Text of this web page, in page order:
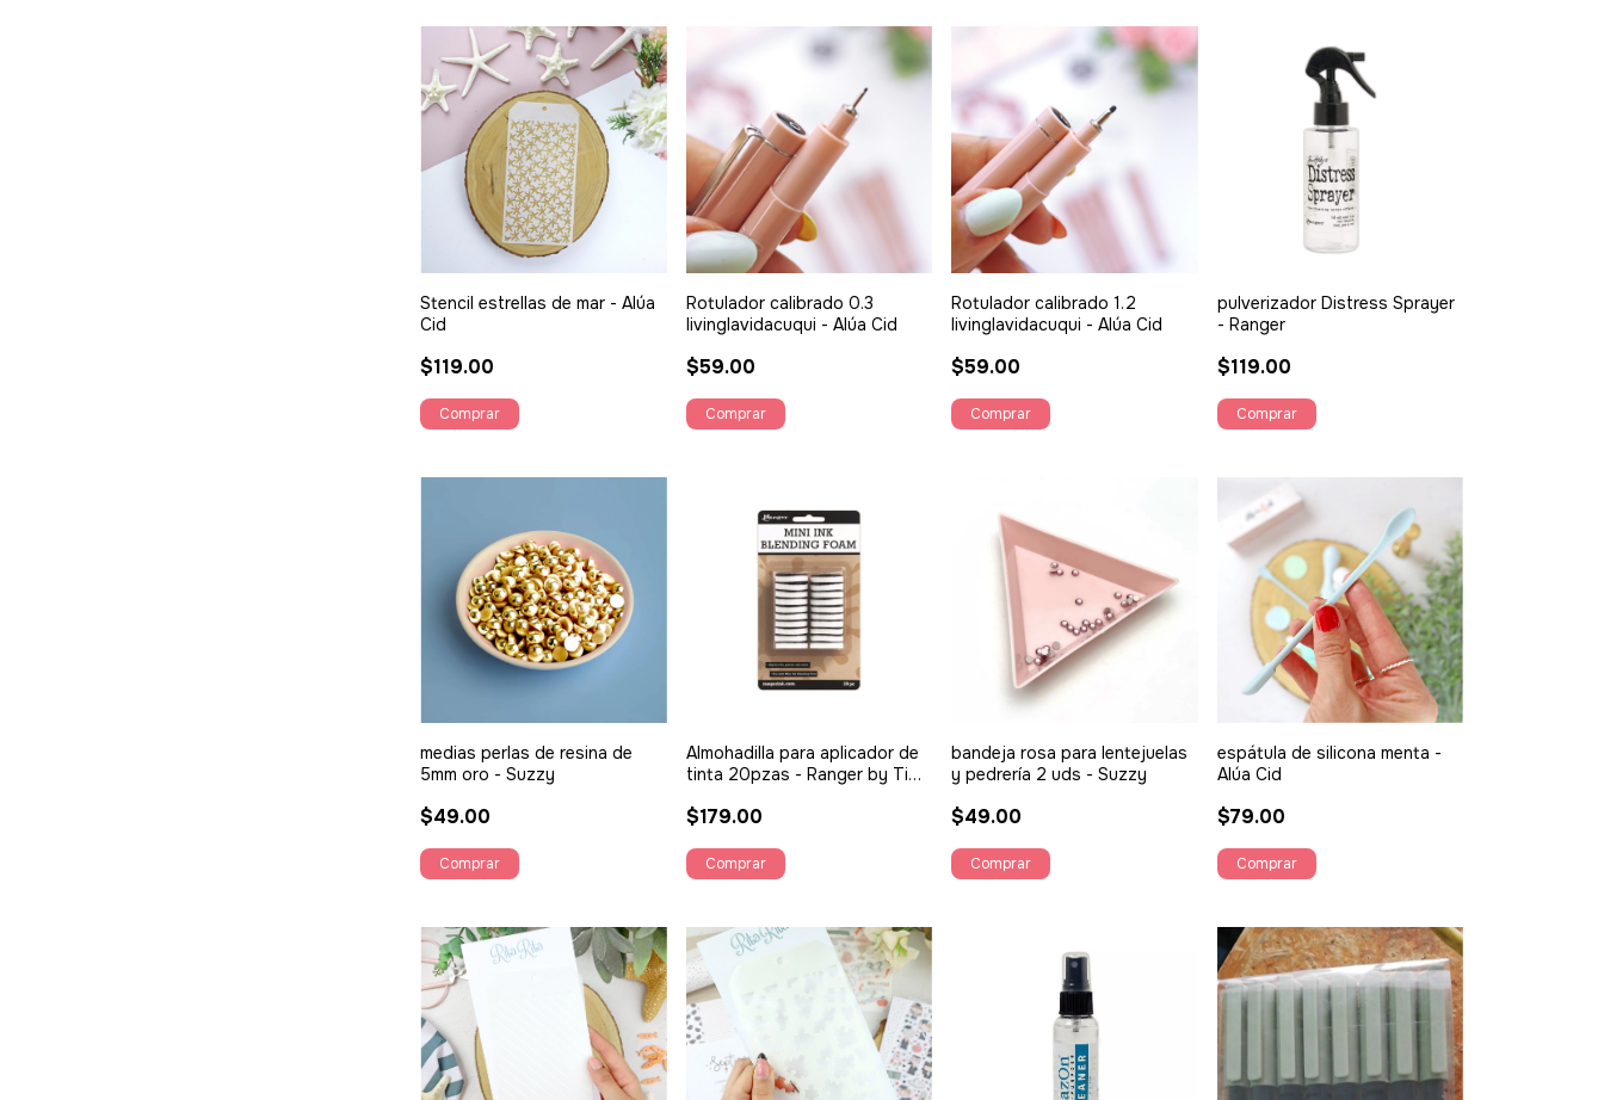
Stencil estrellas de mar - Alúa
Cid
$119.00
Rotulador calibrado 0.3
livinglavidacuqui - Alúa Cid
$59.00
Rotulador calibrado 1.2
livinglavidacuqui - Alúa Cid
$59.00
pulverizador Distress Sprayer
- Ranger
$119.00
medias perlas de resina de
5mm oro - Suzzy
$49.00
Almohadilla para aplicador de
tinta 20pzas - Ranger by Tim
$179.00
bandeja rosa para lentejuelas
y pedrería 2 uds - Suzzy
$49.00
espátula de silicona menta -
Alúa Cid
$79.00